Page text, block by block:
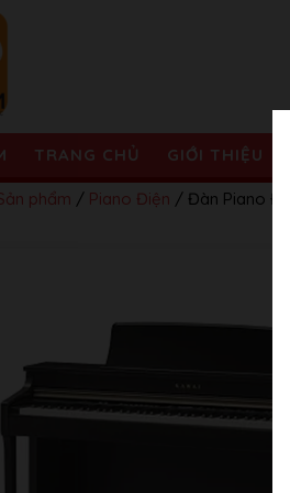
TRANG CHỦ GIỚI THIỆU
phẩm / Piano Điện / Đàn Piano